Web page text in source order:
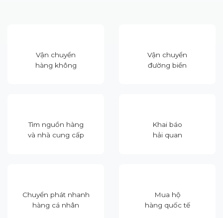
Vận chuyển
hàng không
Vận chuyển
đường biển
Tìm nguồn hàng
và nhà cung cấp
Khai báo
hải quan
Chuyển phát nhanh
hàng cá nhân
Mua hộ
hàng quốc tế